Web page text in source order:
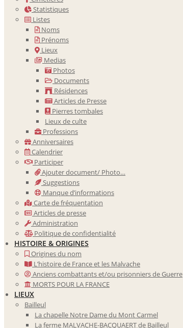
Statistiques
Listes
Noms
Prénoms
Lieux
Medias
Photos
Documents
Résidences
Articles de Presse
Pierres tombales
Lieux de culte
Professions
Anniversaires
Calendrier
Participer
Ajouter document/ Photo…
Suggestions
Manque d’informations
Carte de fréquentation
Articles de presse
Administration
Politique de confidentialité
HISTOIRE & ORIGINES
Origines du nom
L’histoire de France et les Malvache
Anciens combattants et/ou prisonniers de Guerre
MORTS POUR LA FRANCE
LIEUX
Bailleul
La chapelle Notre Dame du Mont Carmel
La ferme MALVACHE-BACQUAERT de Bailleul